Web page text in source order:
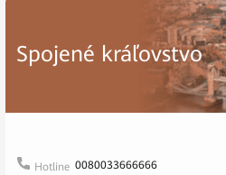
Spojené kráľovstvo
Hotline 0080033666666